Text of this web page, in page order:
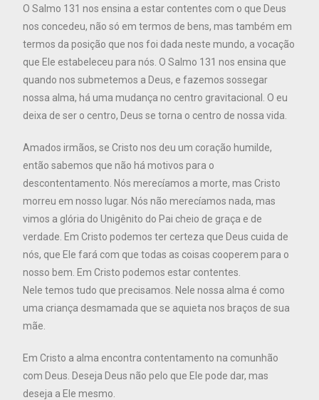
O Salmo 131 nos ensina a estar contentes com o que Deus
nos concedeu, não só em termos de bens, mas também em
termos da posição que nos foi dada neste mundo, a vocação
que Ele estabeleceu para nós. O Salmo 131 nos ensina que
quando nos submetemos a Deus, e fazemos sossegar
nossa alma, há uma mudança no centro gravitacional. O eu
deixa de ser o centro, Deus se torna o centro de nossa vida.
Amados irmãos, se Cristo nos deu um coração humilde,
então sabemos que não há motivos para o
descontentamento. Nós merecíamos a morte, mas Cristo
morreu em nosso lugar. Nós não merecíamos nada, mas
vimos a glória do Unigênito do Pai cheio de graça e de
verdade. Em Cristo podemos ter certeza que Deus cuida de
nós, que Ele fará com que todas as coisas cooperem para o
nosso bem. Em Cristo podemos estar contentes.
Nele temos tudo que precisamos. Nele nossa alma é como
uma criança desmamada que se aquieta nos braços de sua
mãe.
Em Cristo a alma encontra contentamento na comunhão
com Deus. Deseja Deus não pelo que Ele pode dar, mas
deseja a Ele mesmo.